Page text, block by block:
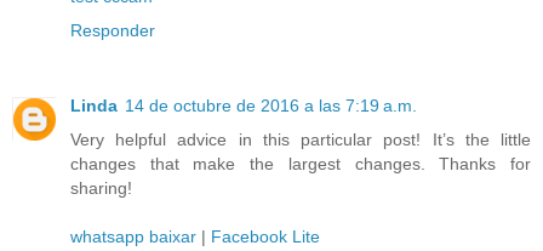
Responder
Linda 14 de octubre de 2016 a las 7:19 a.m.
Very helpful advice in this particular post! It’s the little
changes that make the largest changes. Thanks for
sharing!
whatsapp baixar | Facebook Lite